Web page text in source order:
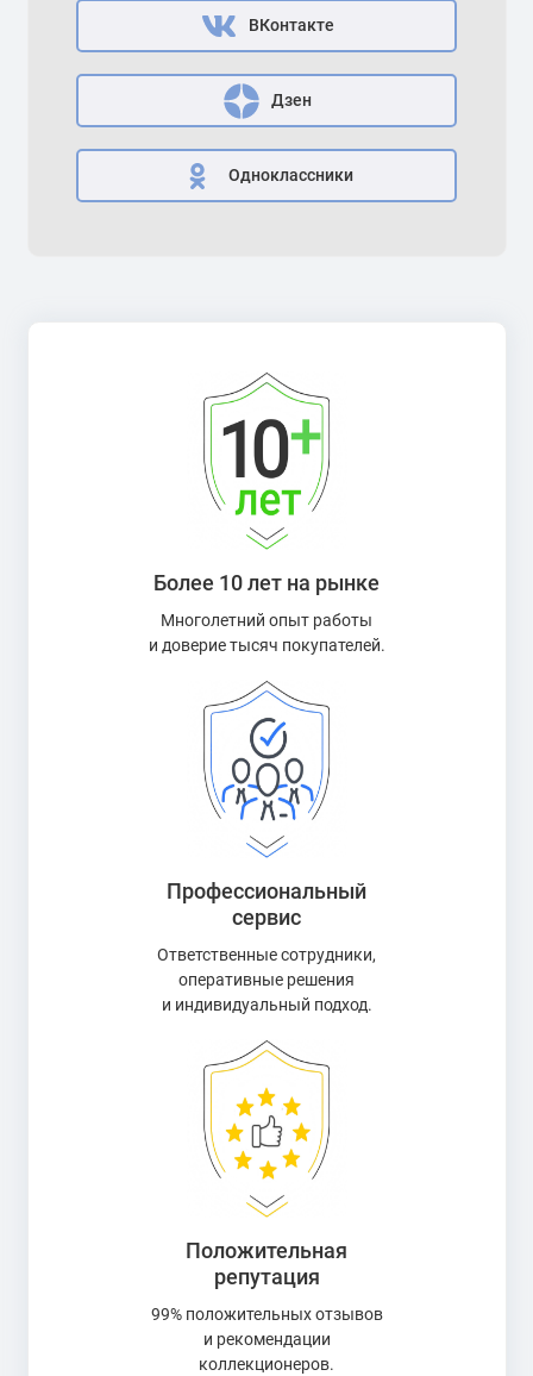
ВКонтакте
Дзен
Одноклассники
Более 10 лет на рынке
Многолетний опыт работы
и доверие тысяч покупателей.
Профессиональный
сервис
Ответственные сотрудники,
оперативные решения
и индивидуальный подход.
Положительная
репутация
99% положительных отзывов
и рекомендации
коллекционеров.